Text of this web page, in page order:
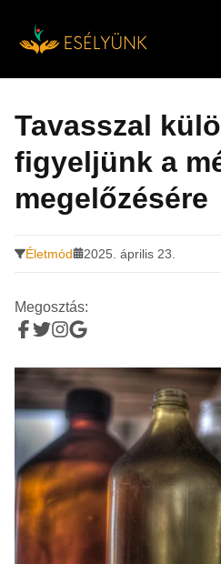
tartalomra
Tavasszal
figyeljünk a
megelőzésére
Életmód 2025. április 23.
Megosztás: